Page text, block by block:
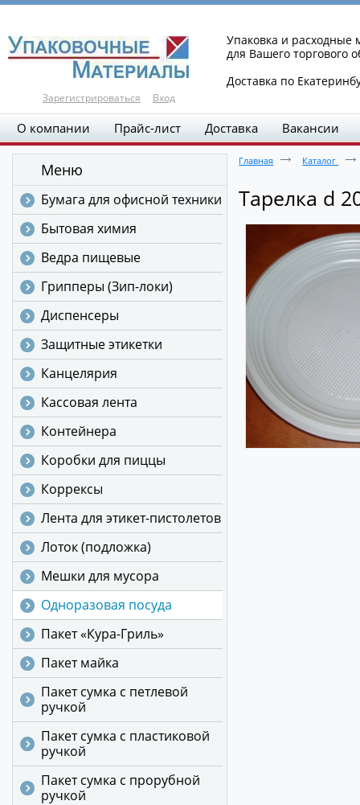
Зарегистрироваться Вход
Упаковка и расходные
для Вашего торгового
Доставка по
О компании Прайс-лист Доставка Вакансии
Меню
Бумага для офисной техники
Бытовая химия
Ведра пищевые
Грипперы (Зип-локи)
Диспенсеры
Защитные этикетки
Канцелярия
Кассовая лента
Контейнера
Коробки для пиццы
Коррексы
Лента для этикет-пистолетов
Лоток (подложка)
Мешки для мусора
Одноразовая посуда
Пакет «Кура-Гриль»
Пакет майка
Пакет сумка с петлевой
ручкой
Пакет сумка с пластиковой
ручкой
Пакет сумка с прорубной
ручкой
Главная Каталог
Тарелка d